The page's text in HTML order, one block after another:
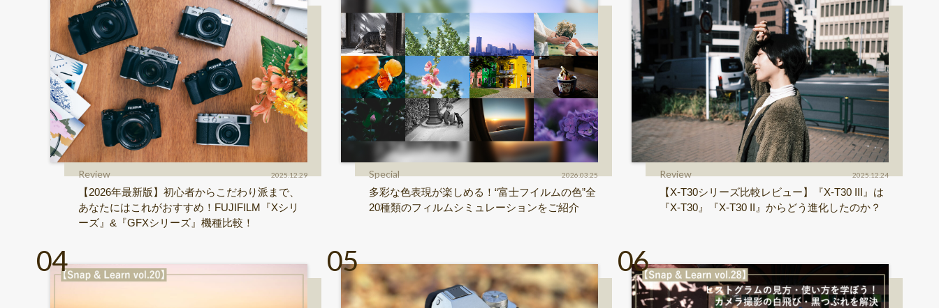
Review 2025.12.29
【2026年最新版】初心者からこだわり派まで、
あなたにはこれがおすすめ！FUJIFILM『Xシリ
ーズ』&『GFXシリーズ』機種比較！
Special 2026.03.25
多彩な色表現が楽しめる！“富士フイルムの色”全
20種類のフィルムシミュレーションをご紹介
Review 2025.12.24
【X-T30シリーズ比較レビュー】『X-T30 III』は
『X-T30』『X-T30 II』からどう進化したのか？